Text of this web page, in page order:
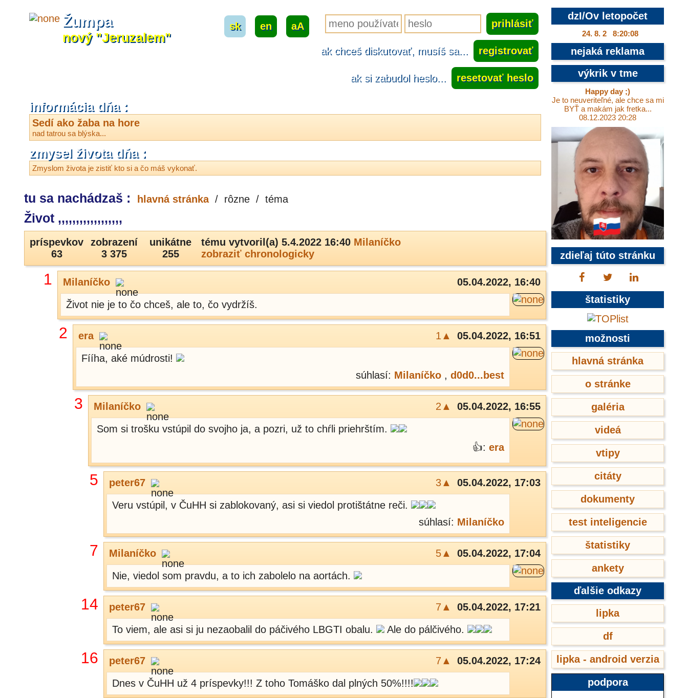
Žumpa
nový "Jeruzalem"
sk en aA
ak chceš diskutovať, musíš sa... registrovať
ak si zabudol heslo... resetovať heslo
informácia dňa :
Sedí ako žaba na hore
nad tatrou sa blýska...
zmysel života dňa :
Zmyslom života je zistiť kto si a čo máš vykonať.
tu sa nachádzaš : hlavná stránka / rôzne / téma
Život ,,,,,,,,,,,,,,,,,,
príspevkov
63
zobrazení
3 375
unikátne
255
tému vytvoril(a) 5.4.2022 16:40 Milaníčko
zobraziť chronologicky
1 Milaníčko
05.04.2022, 16:40
Život nie je to čo chceš, ale to, čo vydržíš.
2 era 1▲
05.04.2022, 16:51
Fííha, aké múdrosti!
súhlasí: Milaníčko , d0d0...best
3 Milaníčko 2▲
05.04.2022, 16:55
Som si trošku vstúpil do svojho ja, a pozri, už to chŕli priehrštím.
👍: era
5 peter67 3▲
05.04.2022, 17:03
Veru vstúpil, v ČuHH si zablokovaný, asi si viedol protištátne reči.
súhlasí: Milaníčko
7 Milaníčko 5▲
05.04.2022, 17:04
Nie, viedol som pravdu, a to ich zabolelo na aortách.
14 peter67 7▲
05.04.2022, 17:21
To viem, ale asi si ju nezaobalil do páčivého LBGTI obalu.
Ale do pálčivého.
16 peter67 7▲
05.04.2022, 17:24
Dnes v ČuHH už 4 príspevky!!! Z toho Tomáško dal plných 50%!!!!
dzI/Ov letopočet
24. 8. 2 8:20:09
nejaká reklama
výkrik v tme
Happy day ;)
Je to neuveriteľné, ale chce sa mi
BYŤ a makám jak fretka...
08.12.2023 20:28
zdieľaj túto stránku
štatistiky
možnosti
hlavná stránka
o stránke
galéria
videá
vtipy
citáty
dokumenty
test inteligencie
štatistiky
ankety
ďalšie odkazy
lipka
df
lipka - android verzia
podpora